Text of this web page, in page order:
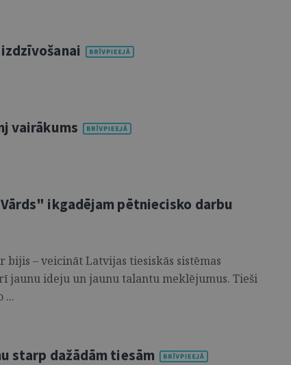
vairākums
ikgadējam pētniecisko darbu
– veicināt Latvijas tiesiskās sistēmas
jaunu ideju un jaunu talantu meklējumus. Tieši
...
starp dažādām tiesām